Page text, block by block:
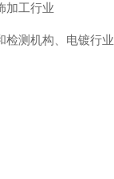
加工行业
检测机构、电镀行业